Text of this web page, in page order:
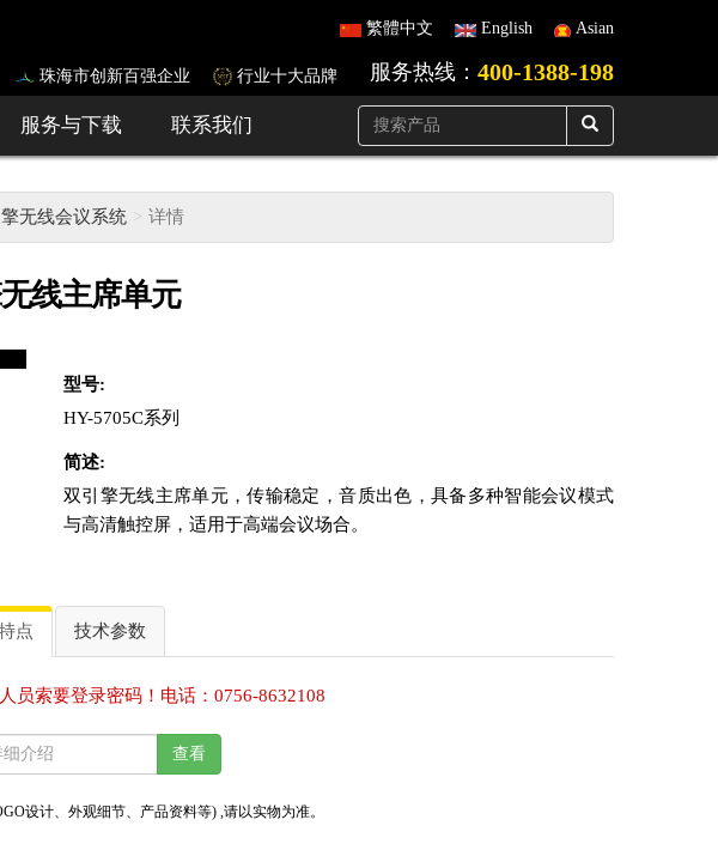
珠海市创新百强企业 行业十大品牌
繁體中文 English Asian
服务热线： 400-1388-198
服务与下载 联系我们
无线会议系统 详情
线主席单元
型号:
HY-5705C系列
简述:
双引擎无线主席单元，传输稳定，音质出色，具备多种智能会议模式
与高清触控屏，适用于高端会议场合。
点 技术参数
员索要登录密码！电话：0756-8632108
设计、外观细节、产品资料等) ,请以实物为准。